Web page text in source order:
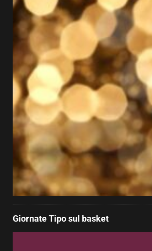
Giornate Tipo sul basket